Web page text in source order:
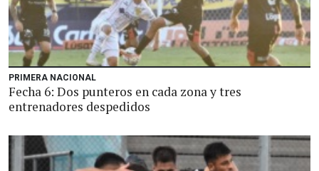
PRIMERA NACIONAL
Fecha 6: Dos punteros en cada zona y tres
entrenadores despedidos